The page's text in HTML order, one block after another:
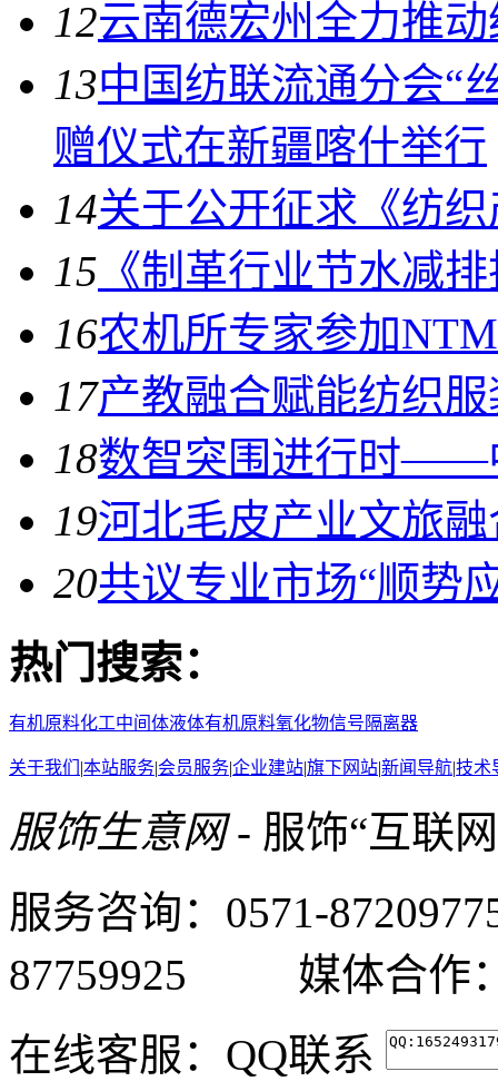
12云南德宏州全力推
13中国纺联流通分会“
赠仪式在新疆喀什举行
14关于公开征求《纺
15 《制革行业节水减
16农机所专家参加
17产教融合赋能纺织
18数智突围进行时——
19河北毛皮产业文旅
20共议专业市场“顺势
热门搜索：
有机原料化工中间体液体有机原料氧化物信号隔离器
关于我们 |本站服务|会员服务|企业建站|旗下网站|新闻导航|技术
服饰生意网- 服饰“互联
服务咨询：0571-
87759925 媒体合作：
在线客服： QQ联系